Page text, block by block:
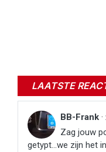
LAATSTE
BB-Frank ·
Zag jouw
getypt...we zijn het